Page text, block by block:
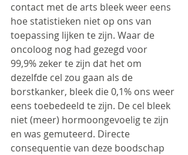
contact met de arts bleek weer eens
hoe statistieken niet op ons van
toepassing lijken te zijn. Waar de
oncoloog nog had gezegd voor
99,9% zeker te zijn dat het om
dezelfde cel zou gaan als de
borstkanker, bleek die 0,1% ons weer
eens toebedeeld te zijn. De cel bleek
niet (meer) hormoongevoelig te zijn
en was gemuteerd. Directe
consequentie van deze boodschap